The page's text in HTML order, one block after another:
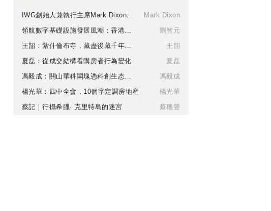
IWG創始人兼執行主席Mark Dixon...
Mark Dixon
領航數字基礎設施發展風潮：香港...
劉智元
王韶：紮什倫布寺，藏盡後藏千年...
王韶
夏磊：從成交結構看購房者行為變化
夏磊
馮毅成：關山華科闆塊憑科創生态...
馮毅成
楊光華：四中全會，10個字定調房地産
楊光華
蔡記｜行攝希臘· 克里特島的迷宮
蔡穗聲